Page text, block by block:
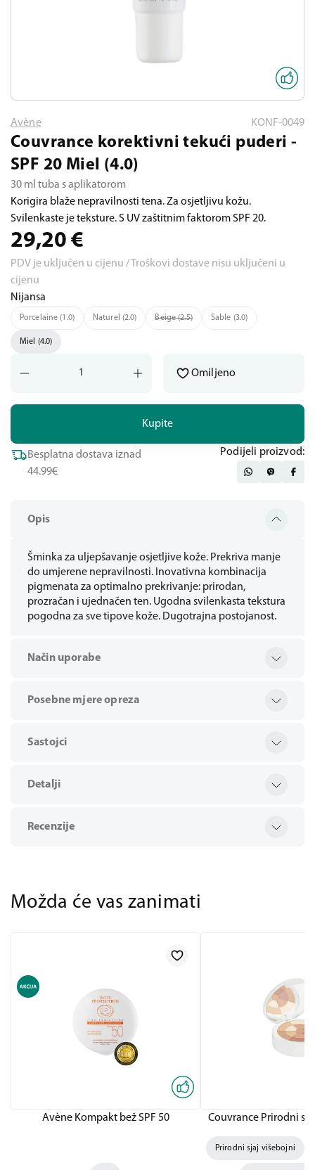
Opis
Šminka za uljepšavanje osjetljive kože. Prekriva manje
do umjerene nepravilnosti. Inovativna kombinacija
pigmenata za optimalno prekrivanje: prirodan,
prozračan i ujednačen ten. Ugodna svilenkasta tekstura
pogodna za sve tipove kože. Dugotrajna postojanost.
Način uporabe
Posebne mjere opreza
Sastojci
Detalji
Recenzije
Avène KONF-0049
Couvrance korektivni tekući puderi -
SPF 20 Miel (4.0)
30 ml tuba s aplikatorom
Korigira blaže nepravilnosti tena. Za osjetljivu kožu.
Svilenkaste je teksture. S UV zaštitnim faktorom SPF 20.
29,20 €
PDV je uključen u cijenu / Troškovi dostave nisu uključeni u
cijenu
Nijansa
Porcelaine (1.0) Naturel (2.0) Beige (2.5) Sable (3.0)
Miel (4.0)
Kupite
Omiljeno
Besplatna dostava iznad
44.99€
Podijeli proizvod:
Možda će vas zanimati
Avène Kompakt bež SPF 50 Couvrance Prirodni
Prirodni sjaj višebojni